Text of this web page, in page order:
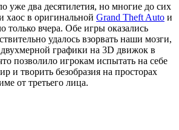
уже два десятилетия, но многие до сих
хаос в оригинальной Grand Theft Auto и
только вчера. Обе игры оказались
удалось взорвать наши мозги,
графики на 3D движок в
позволило игрокам испытать на себе
и творить безобразия на просторах
от третьего лица.